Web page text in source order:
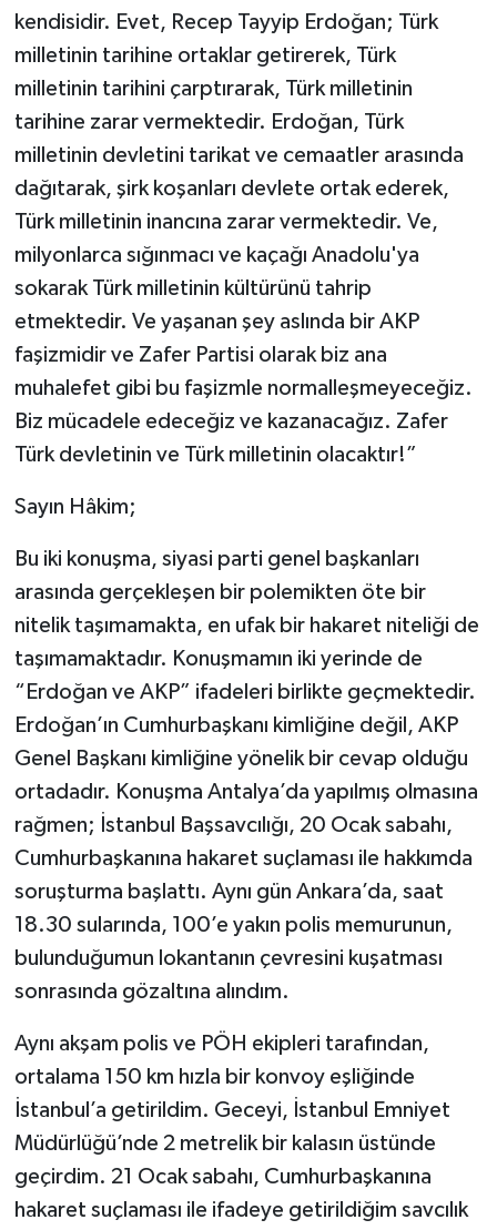
kendisidir. Evet, Recep Tayyip Erdoğan; Türk
milletinin tarihine ortaklar getirerek, Türk
milletinin tarihini çarptırarak, Türk milletinin
tarihine zarar vermektedir. Erdoğan, Türk
milletinin devletini tarikat ve cemaatler arasında
dağıtarak, şirk koşanları devlete ortak ederek,
Türk milletinin inancına zarar vermektedir. Ve,
milyonlarca sığınmacı ve kaçağı Anadolu'ya
sokarak Türk milletinin kültürünü tahrip
etmektedir. Ve yaşanan şey aslında bir AKP
faşizmidir ve Zafer Partisi olarak biz ana
muhalefet gibi bu faşizmle normalleşmeyeceğiz.
Biz mücadele edeceğiz ve kazanacağız. Zafer
Türk devletinin ve Türk milletinin olacaktır!”
Sayın Hâkim;
Bu iki konuşma, siyasi parti genel başkanları
arasında gerçekleşen bir polemikten öte bir
nitelik taşımamakta, en ufak bir hakaret niteliği de
taşımamaktadır. Konuşmamın iki yerinde de
“Erdoğan ve AKP” ifadeleri birlikte geçmektedir.
Erdoğan’ın Cumhurbaşkanı kimliğine değil, AKP
Genel Başkanı kimliğine yönelik bir cevap olduğu
ortadadır. Konuşma Antalya’da yapılmış olmasına
rağmen; İstanbul Başsavcılığı, 20 Ocak sabahı,
Cumhurbaşkanına hakaret suçlaması ile hakkımda
soruşturma başlattı. Aynı gün Ankara’da, saat
18.30 sularında, 100’e yakın polis memurunun,
bulunduğumun lokantanın çevresini kuşatması
sonrasında gözaltına alındım.
Aynı akşam polis ve PÖH ekipleri tarafından,
ortalama 150 km hızla bir konvoy eşliğinde
İstanbul’a getirildim. Geceyi, İstanbul Emniyet
Müdürlüğü’nde 2 metrelik bir kalasın üstünde
geçirdim. 21 Ocak sabahı, Cumhurbaşkanına
hakaret suçlaması ile ifadeye getirildiğim savcılık